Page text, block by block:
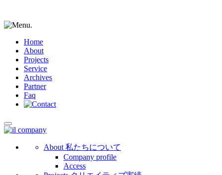
Home
About
Projects
Service
Archives
Partner
Faq
About 私たちについて
Company profile
Access